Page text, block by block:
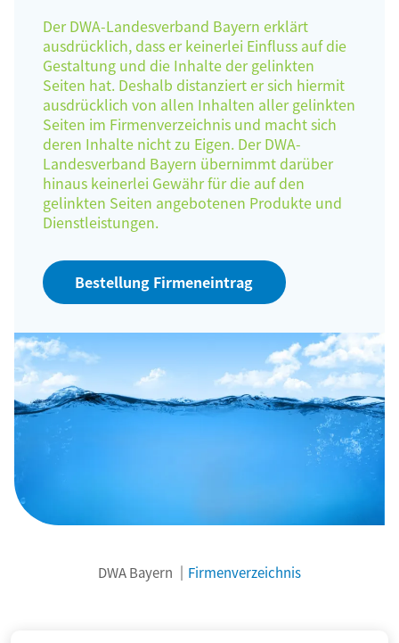
Der DWA-Landesverband Bayern erklärt
ausdrücklich, dass er keinerlei Einfluss auf die
Gestaltung und die Inhalte der gelinkten
Seiten hat. Deshalb distanziert er sich hiermit
ausdrücklich von allen Inhalten aller gelinkten
Seiten im Firmenverzeichnis und macht sich
deren Inhalte nicht zu Eigen. Der DWA-
Landesverband Bayern übernimmt darüber
hinaus keinerlei Gewähr für die auf den
gelinkten Seiten angebotenen Produkte und
Dienstleistungen.
Bestellung Firmeneintrag
DWA Bayern Firmenverzeichnis